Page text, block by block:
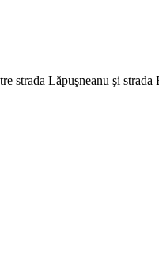
strada Lăpuşneanu şi